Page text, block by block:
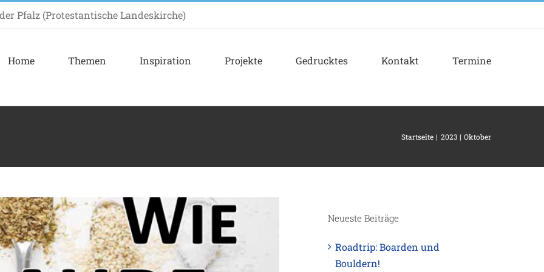
Pfalz (Protestantische Landeskirche)
Home Themen Inspiration Projekte Gedrucktes Kontakt Termine
Startseite 2023 Oktober
Geschmack gewinnt…
Neueste Beiträge
Roadtrip: Boarden und
Bouldern!